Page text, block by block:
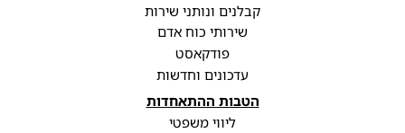
קבלנים ונותני שירות
שירותי כוח אדם
פודקאסט
עדכונים וחדשות
הטבות ההתאחדות
ליווי משפטי